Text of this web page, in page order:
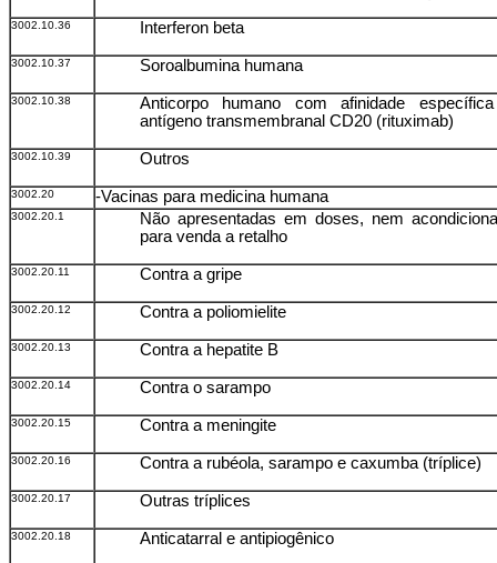
3002.10.36 Interferon beta
3002.10.37 Soroalbumina humana
3002.10.38
Anticorpo humano com afinidade
antígeno transmembranal CD20 (rituximab)
3002.10.39 Outros
3002.20 -Vacinas para medicina humana
3002.20.1
Não apresentadas em doses, nem
para venda a retalho
3002.20.11 Contra a gripe
3002.20.12 Contra a poliomielite
3002.20.13 Contra a hepatite B
3002.20.14 Contra o sarampo
3002.20.15 Contra a meningite
3002.20.16 Contra a rubéola, sarampo e caxumba (tríplice)
3002.20.17 Outras tríplices
3002.20.18 Anticatarral e antipiogênico